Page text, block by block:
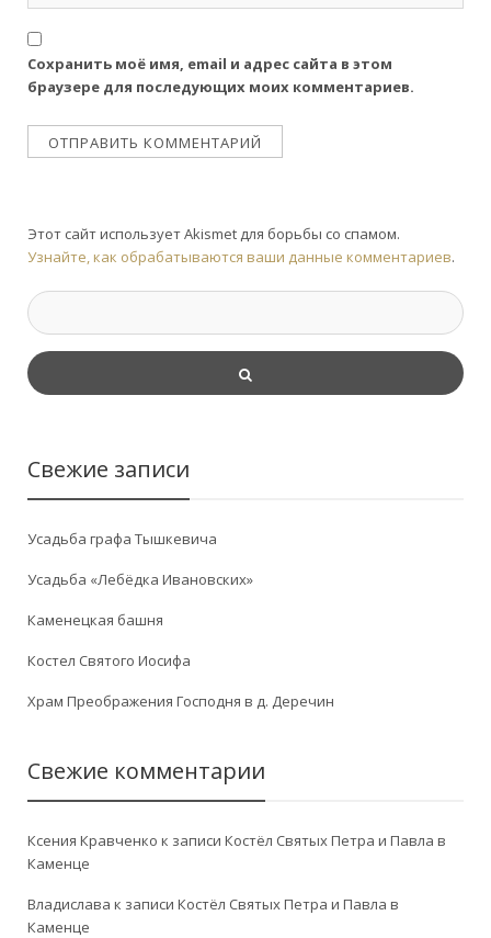
Сохранить моё имя, email и адрес сайта в этом
браузере для последующих моих комментариев.
Этот сайт использует Akismet для борьбы со спамом.
Узнайте, как обрабатываются ваши данные комментариев.
Свежие записи
Усадьба графа Тышкевича
Усадьба «Лебёдка Ивановских»
Каменецкая башня
Костел Святого Иосифа
Храм Преображения Господня в д. Деречин
Свежие комментарии
Ксения Кравченко к записи Костёл Святых Петра и Павла в
Каменце
Владислава к записи Костёл Святых Петра и Павла в
Каменце